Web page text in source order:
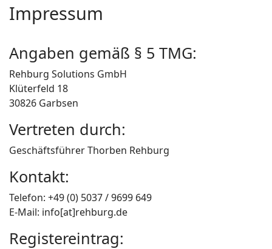
Impressum
Angaben gemäß § 5 TMG:
Rehburg Solutions GmbH
Klüterfeld 18
30826 Garbsen
Vertreten durch:
Geschäftsführer Thorben Rehburg
Kontakt:
Telefon: +49 (0) 5037 / 9699 649
E-Mail: info[at]rehburg.de
Registereintrag: